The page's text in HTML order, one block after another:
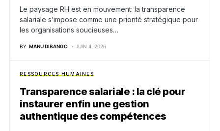
Le paysage RH est en mouvement: la transparence
salariale s’impose comme une priorité stratégique pour
les organisations soucieuses…
BY MANU DIBANGO JUIN 4, 2026
RESSOURCES HUMAINES
Transparence salariale : la clé pour
instaurer enfin une gestion
authentique des compétences